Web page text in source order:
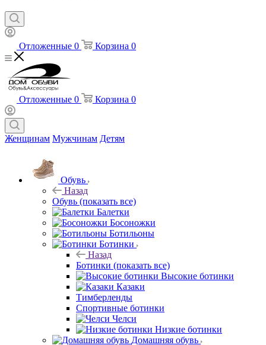
Отложенные 0 Корзина 0
Отложенные 0 Корзина 0
Женщинам Мужчинам Детям
Обувь
Назад
Обувь (показать все)
Балетки
Босоножки
Ботильоны
Ботинки
Назад
Ботинки (показать все)
Высокие ботинки
Казаки
Тимберленды
Спортивные ботинки
Челси
Низкие ботинки
Домашняя обувь